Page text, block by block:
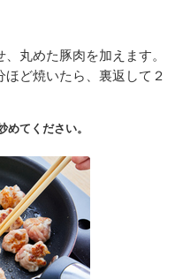
丸めた豚肉を加えます。
ど焼いたら、裏返して２
てください。